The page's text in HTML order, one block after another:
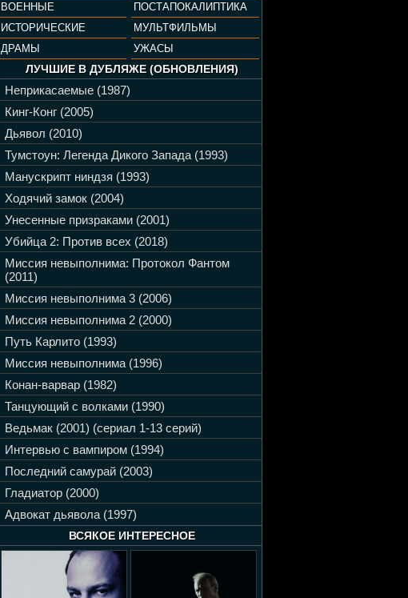
ВОЕННЫЕ
ПОСТАПОКАЛИПТИКА
ИСТОРИЧЕСКИЕ
МУЛЬТФИЛЬМЫ
ДРАМЫ
УЖАСЫ
ЛУЧШИЕ В ДУБЛЯЖЕ (ОБНОВЛЕНИЯ)
Неприкасаемые (1987)
Кинг-Конг (2005)
Дьявол (2010)
Тумстоун: Легенда Дикого Запада (1993)
Манускрипт ниндзя (1993)
Ходячий замок (2004)
Унесенные призраками (2001)
Убийца 2: Против всех (2018)
Миссия невыполнима: Протокол Фантом
(2011)
Миссия невыполнима 3 (2006)
Миссия невыполнима 2 (2000)
Путь Карлито (1993)
Миссия невыполнима (1996)
Конан-варвар (1982)
Танцующий с волками (1990)
Ведьмак (2001) (сериал 1-13 серий)
Интервью с вампиром (1994)
Последний самурай (2003)
Гладиатор (2000)
Адвокат дьявола (1997)
ВСЯКОЕ ИНТЕРЕСНОЕ